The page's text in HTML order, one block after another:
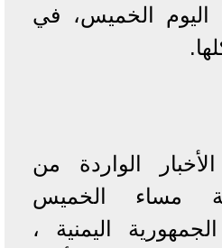
اليوم الخميس، في
الواردة من
مساء الخميس
في الجمهورية اليمنية ،